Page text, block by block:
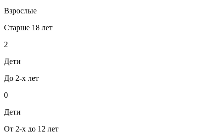
Взрослые
Старше 18 лет
2
Дети
До 2-х лет
0
Дети
От 2-х до 12 лет